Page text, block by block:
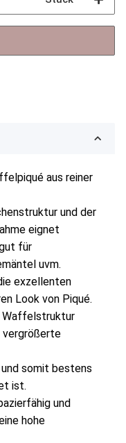
aus reiner
und der
eignet
für
uvm.
exzellenten
Look von Piqué.
Waffelstruktur
somit bestens
ist.
und
hohe